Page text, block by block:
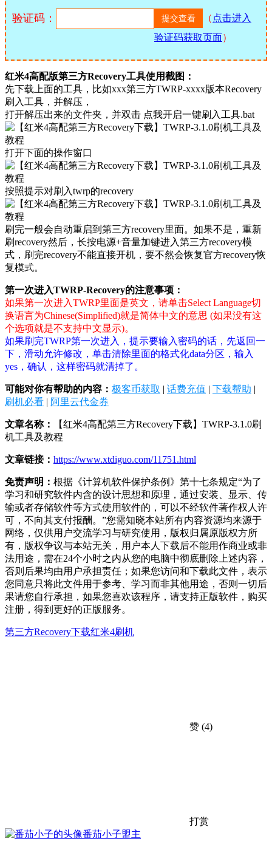
验证码： （ 点击进入
验证码获取页面）
红米4高配版第三方Recovery工具使用截图：
先下载上面的工具，比如xxx第三方TWRP-xxxx版本Recovery
刷入工具，并解压，
打开解压出来的文件夹，并双击 点我开启一键刷入工具.bat
打开下面的操作窗口
按照提示对刷入twrp的recovery
刷完一般会自动重启到第三方recovery里面。如果不是，重新
刷recovery然后，长按电源+音量加键进入第三方recovery模
式，刷完recovery不能直接开机，要不然会恢复官方recovery恢
复模式。
第一次进入TWRP-Recovery的注意事项：
如果第一次进入TWRP里面是英文，请单击Select Language切
换语言为Chinese(Simplified)就是简体中文的意思 (如果没有这
个选项就是不支持中文显示)。
如果刷完TWRP第一次进入，提示要输入密码的话，先返回一
下，滑动允许修改，单击清除里面的格式化data分区，输入
yes，确认，这样密码就清掉了。
可能对你有帮助的内容： 极客币获取 | 话费充值 | 下载帮助 |
刷机必看 | 阿里云代金券
文章名称：
【红米4高配第三方Recovery下载】TWRP-3.1.0刷
机工具及教程
文章链接： https://www.xtdiguo.com/11751.html
免责声明： 根据《计算机软件保护条例》第十七条规定“为了
学习和研究软件内含的设计思想和原理，通过安装、显示、传
输或者存储软件等方式使用软件的，可以不经软件著作权人许
可，不向其支付报酬。”您需知晓本站所有内容资源均来源于
网络，仅供用户交流学习与研究使用，版权归属原版权方所
有，版权争议与本站无关，用户本人下载后不能用作商业或非
法用途，需在24个小时之内从您的电脑中彻底删除上述内容，
否则后果均由用户承担责任；如果您访问和下载此文件，表示
您同意只将此文件用于参考、学习而非其他用途，否则一切后
果请您自行承担，如果您喜欢该程序，请支持正版软件，购买
注册，得到更好的正版服务。
第三方Recovery下载红米4刷机
赞 (4)
打赏
番茄小子盟主